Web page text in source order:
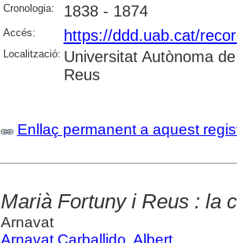
Cronologia: 1838 - 1874
Accés: https://ddd.uab.cat/
Localització: Universitat Autònoma
Reus
Enllaç permanent a aquest
Marià Fortuny i Reus : la
Arnavat
Arnavat Carballido, Albert